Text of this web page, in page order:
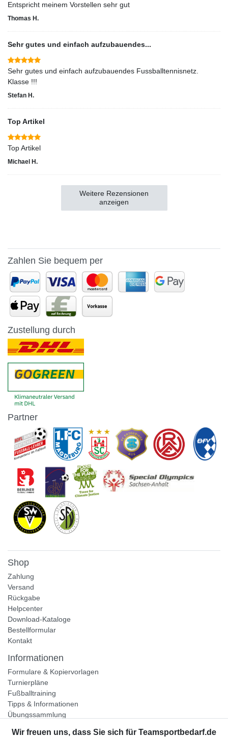
Entspricht meinem Vorstellen sehr gut
Thomas H.
Sehr gutes und einfach aufzubauendes...
Sehr gutes und einfach aufzubauendes Fussballtennisnetz.
Klasse !!!
Stefan H.
Top Artikel
Top Artikel
Michael H.
Weitere Rezensionen
anzeigen
Zahlen Sie bequem per
Zustellung durch
Partner
Shop
Zahlung
Versand
Rückgabe
Helpcenter
Download-Kataloge
Bestellformular
Kontakt
Informationen
Formulare & Kopiervorlagen
Turnierpläne
Fußballtraining
Tipps & Informationen
Übungssammlung
Unternehmen